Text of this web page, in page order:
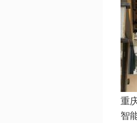
重
智